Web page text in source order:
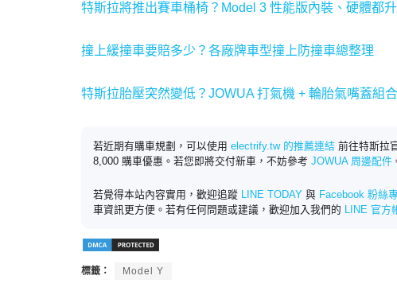
特斯拉將推出賽車桶椅？Model 3 性能版內裝、硬體都
撞上緩撞車要賠多少？各廠牌車型撞上防撞車總整理
特斯拉胎壓突然變低？JOWUA 打氣機 + 輪胎氣嘴蓋組合
若近期有購車規劃，可以使用 electrify.tw 的推薦連結 前往特斯拉
8,000 購車優惠。若您即將交付新車，不妨參考 JOWUA 周邊配件
若覺得本站內容實用，歡迎追蹤 LINE TODAY 與 Facebook 粉絲
車資訊更方便。若有任何問題或建議，歡迎加入我們的
LINE 官方
標籤： Model Y